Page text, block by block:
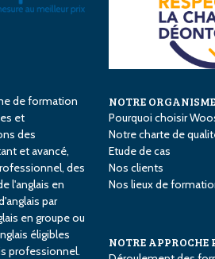
de formation
et
des
et avancé,
des
l'anglais en
par
en groupe ou
éligibles
professionnel.
NOTRE
Pourquoi choisir
Notre charte de
Etude de cas
Nos clients
Nos lieux de
NOTRE APPROCHE